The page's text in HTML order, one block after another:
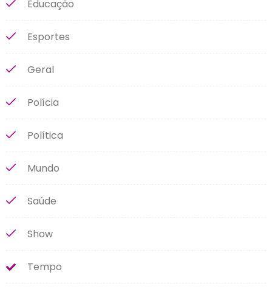
Educação
Esportes
Geral
Polícia
Política
Mundo
Saúde
Show
Tempo